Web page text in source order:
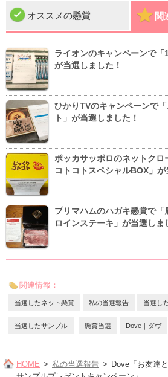
オススメの懸賞 関
ライオンのキャンペーンで「
が当選しました！
ひかりTVのキャンペーンで
ト」が当選しました！
ポッカサッポロのネットクロ
コトコトスペシャルBOX」
プリマハムのハガキ懸賞で
ロインステーキ」が当選し
関連情報：
当選したネット懸賞 私の当選報告 当選し
当選したサンプル 懸賞当選 Dove｜ダヴ
HOME 私の当選報告
Dove「お友達